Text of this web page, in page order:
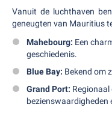
Vanuit de luchthaven
geneugten van Mauritius
Mahebourg: Een
geschiedenis.
Blue Bay: Bekend om
Grand Port:
bezienswaardigheden